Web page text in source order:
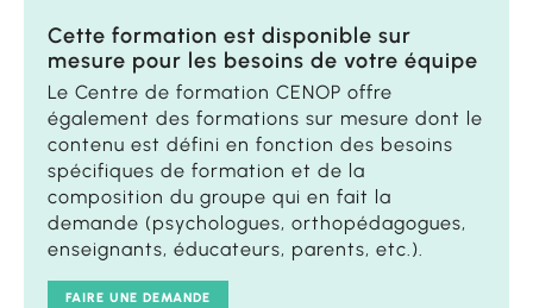
Cette formation est disponible sur
mesure pour les besoins de votre équipe
Le Centre de formation CENOP offre
également des formations sur mesure dont le
contenu est défini en fonction des besoins
spécifiques de formation et de la
composition du groupe qui en fait la
demande (psychologues, orthopédagogues,
enseignants, éducateurs, parents, etc.).
FAIRE UNE DEMANDE